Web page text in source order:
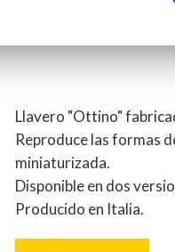
Llavero "Ottino"
Reproduce las formas
miniaturizada.
Disponible en dos
Producido en Italia.